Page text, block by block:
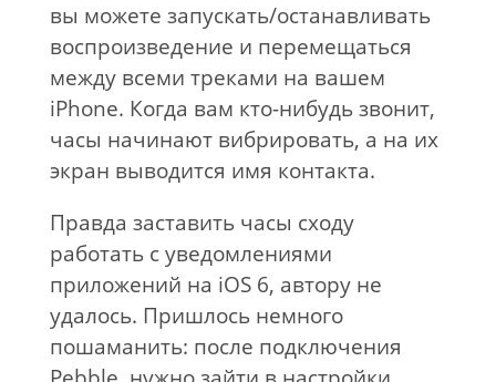
вы можете запускать/останавливать
воспроизведение и перемещаться
между всеми треками на вашем
iPhone. Когда вам кто-нибудь звонит,
часы начинают вибрировать, а на их
экран выводится имя контакта.
Правда заставить часы сходу
работать с уведомлениями
приложений на iOS 6, автору не
удалось. Пришлось немного
пошаманить: после подключения